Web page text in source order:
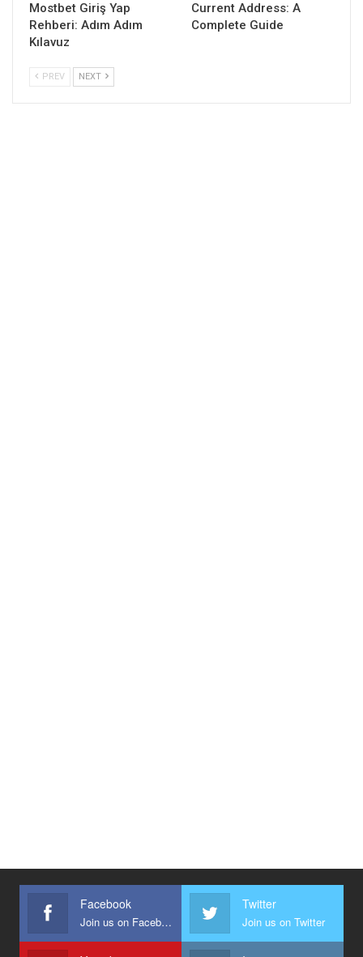
Mostbet Giriş Yap
Rehberi: Adım Adım
Kılavuz
Current Address: A
Complete Guide
PREV NEXT
Facebook
Join us on Facebook
Twitter
Join us on Twitter